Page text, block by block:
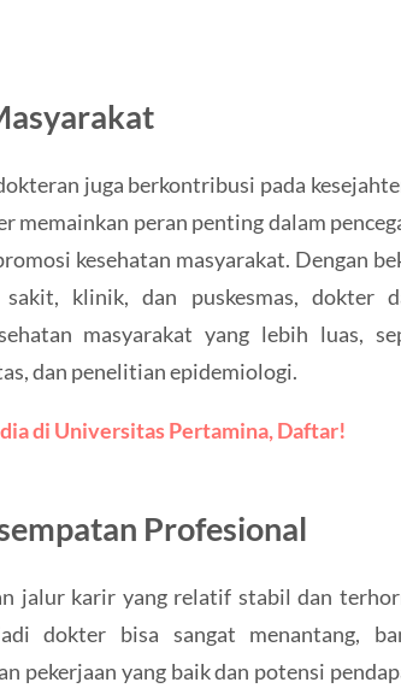
juga berkontribusi pada
memainkan peran penting dalam
kesehatan masyarakat. Dengan
klinik, dan puskesmas, dokter
masyarakat yang lebih luas,
dan penelitian epidemiologi.
di Universitas Pertamina, Daftar!
Profesional
jalur karir yang relatif stabil dan
dokter bisa sangat menantang,
pekerjaan yang baik dan potensi